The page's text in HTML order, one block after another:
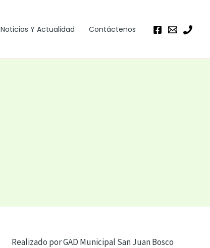
Noticias Y Actualidad Contáctenos
Realizado por GAD Municipal San Juan Bosco